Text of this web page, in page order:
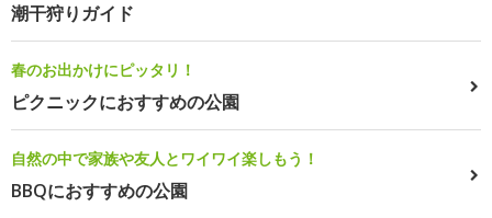
潮干狩りガイド
春のお出かけにピッタリ！
ピクニックにおすすめの公園
自然の中で家族や友人とワイワイ楽しもう！
BBQにおすすめの公園